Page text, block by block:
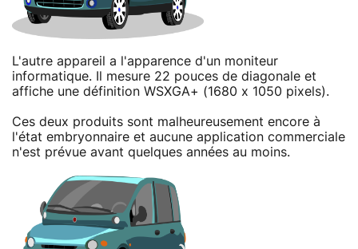
L'autre appareil a l'apparence d'un moniteur
informatique. Il mesure 22 pouces de diagonale et
affiche une définition WSXGA+ (1680 x 1050 pixels).
Ces deux produits sont malheureusement encore à
l'état embryonnaire et aucune application commerciale
n'est prévue avant quelques années au moins.